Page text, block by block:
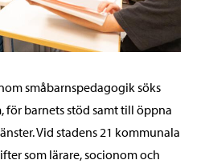
småbarnspedagogik söks
för barnets stöd samt till öppna
Vid stadens 21 kommunala
som lärare, socionom och